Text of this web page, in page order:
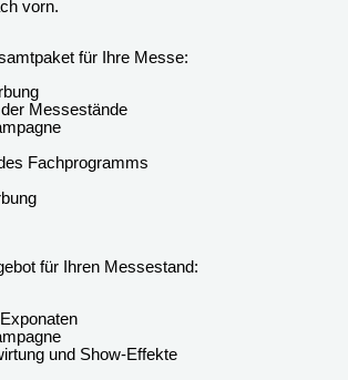
vorn.
für Ihre Messe:
Messestände
Fachprogramms
für Ihren Messestand:
und Show-Effekte